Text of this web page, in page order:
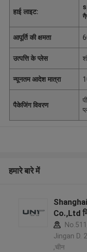
हाई लाइट:
आपूर्ति की क्षमता
उत्पत्ति के प्लेस
न्यूनतम आदेश मात्रा
पैकेजिंग विवरण
हमारे बारे में
Co.,Ltd
Jingan D.
,चीन